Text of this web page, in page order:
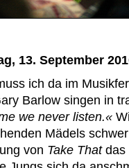
13. September
ich da im
Barlow singen in
we never listen.«
Mädels
von Take Thatdas